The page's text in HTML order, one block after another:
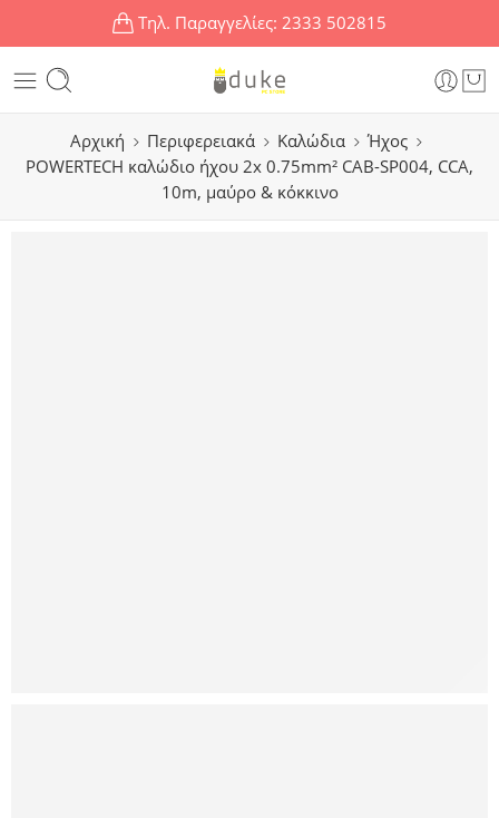
Τηλ. Παραγγελίες: 2333 502815
Αρχική Περιφερειακά Καλώδια
Ήχος
POWERTECH καλώδιο ήχου 2x 0.75mm² CAB-SP004, CCA,
10m, μαύρο & κόκκινο